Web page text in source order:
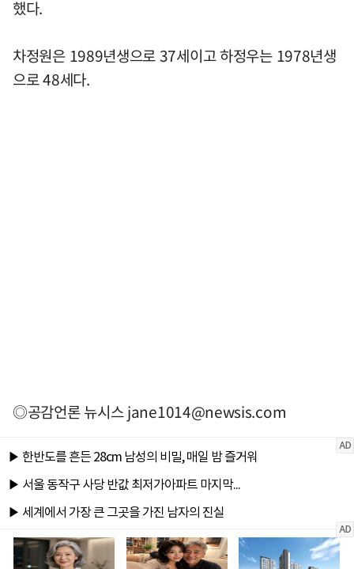
했다.
차정원은 1989년생으로 37세이고 하정우는 1978년생
으로 48세다.
◎공감언론 뉴시스jane1014@newsis.com